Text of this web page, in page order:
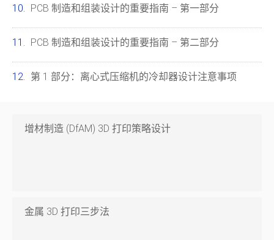
PCB 制造和组装设计的重要指南 – 第一部分
PCB 制造和组装设计的重要指南 – 第二部分
第 1 部分：离心式压缩机的冷却器设计注意事项
增材制造 (DfAM) 3D 打印策略设计
金属 3D 打印三步法